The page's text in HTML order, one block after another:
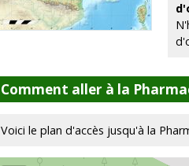
Comment aller à la
Voici le plan d'accès jusqu'à la